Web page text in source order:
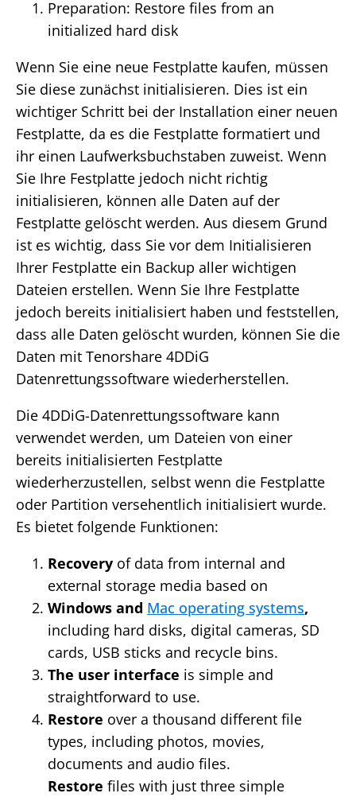
Preparation: Restore files from an
initialized hard disk
Wenn Sie eine neue Festplatte kaufen, müssen
Sie diese zunächst initialisieren. Dies ist ein
wichtiger Schritt bei der Installation einer neuen
Festplatte, da es die Festplatte formatiert und
ihr einen Laufwerksbuchstaben zuweist. Wenn
Sie Ihre Festplatte jedoch nicht richtig
initialisieren, können alle Daten auf der
Festplatte gelöscht werden. Aus diesem Grund
ist es wichtig, dass Sie vor dem Initialisieren
Ihrer Festplatte ein Backup aller wichtigen
Dateien erstellen. Wenn Sie Ihre Festplatte
jedoch bereits initialisiert haben und feststellen,
dass alle Daten gelöscht wurden, können Sie die
Daten mit Tenorshare 4DDiG
Datenrettungssoftware wiederherstellen.
Die 4DDiG-Datenrettungssoftware kann
verwendet werden, um Dateien von einer
bereits initialisierten Festplatte
wiederherzustellen, selbst wenn die Festplatte
oder Partition versehentlich initialisiert wurde.
Es bietet folgende Funktionen:
Recovery of data from internal and
external storage media based on
Windows and Mac operating systems,
including hard disks, digital cameras, SD
cards, USB sticks and recycle bins.
The user interface is simple and
straightforward to use.
Restore over a thousand different file
types, including photos, movies,
documents and audio files.
Restore files with just three simple